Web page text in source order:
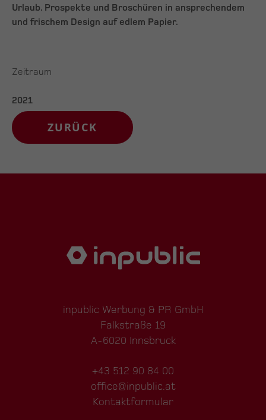
Urlaub. Prospekte und Broschüren in ansprechendem
und frischem Design auf edlem Papier.
Zeitraum
2021
ZURÜCK
inpublic Werbung & PR GmbH
Falkstraße 19
A-6020 Innsbruck
+43 512 90 84 00
office@inpublic.at
Kontaktformular